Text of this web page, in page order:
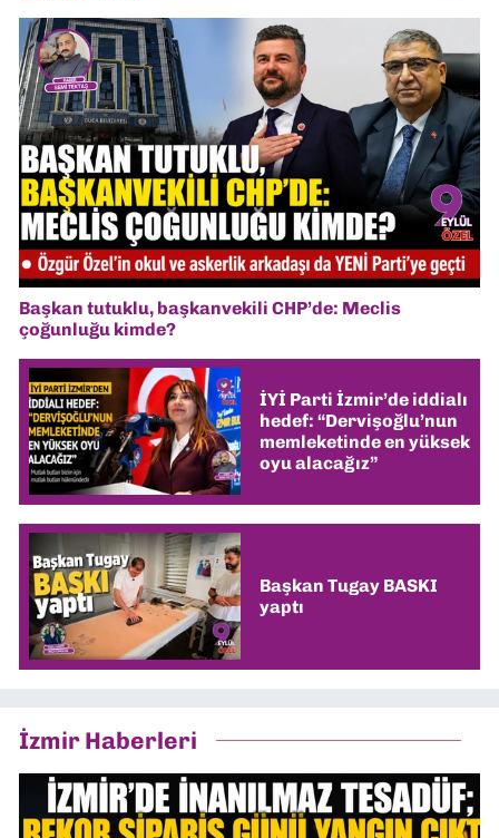
Başkan tutuklu, başkanvekili CHP’de: Meclis
çoğunluğu kimde?
İYİ Parti İzmir’de iddialı
hedef: “Dervişoğlu’nun
memleketinde en yüksek
oyu alacağız”
Başkan Tugay BASKI
yaptı
İzmir Haberleri